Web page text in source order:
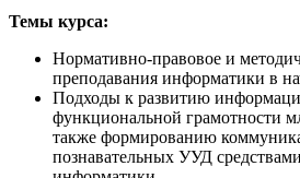
Темы курса:
Нормативно-правовое и
преподавания информатики в
Подходы к развитию
функциональной грамотности
также формированию
познавательных УУД